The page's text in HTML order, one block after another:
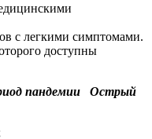
с легкими симптомами.
доступны
пандемии
Острый